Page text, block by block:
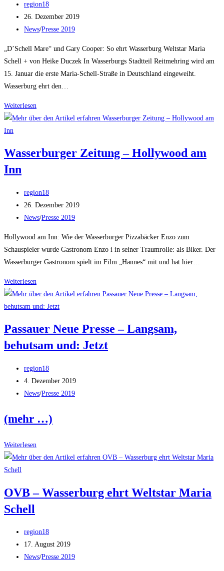
Beitrags-
Autor:
region18
Beitrag
veröffentlicht:
26. Dezember 2019
Beitrags-
News/Presse 2019
„D’Schell Mare“ und Gary Cooper: So ehrt Wasserburg Weltstar Maria
Schell + von Heike Duczek In Wasserburgs Stadtteil Reitmehring wird am
15. Januar die erste Maria-Schell-Straße in Deutschland eingeweiht.
Wasserburg ehrt den…
Weiterlesen
Zeitung
Mare“
Cooper
Wasserburger Zeitung – Hollywood am
Inn
Beitrags-
Autor:
region18
Beitrag
veröffentlicht:
26. Dezember 2019
Beitrags-
News/Presse 2019
Hollywood am Inn: Wie der Wasserburger Pizzabäcker Enzo zum
Schauspieler wurde Gastronom Enzo i in seiner Traumrolle: als Biker. Der
Wasserburger Gastronom spielt im Film „Hannes“ mit und hat hier…
Weiterlesen
Zeitung
–
am
Inn
Passauer Neue Presse – Langsam,
behutsam und: Jetzt
Beitrags-
Autor:
region18
Beitrag
veröffentlicht:
4. Dezember 2019
Beitrags-
News/Presse 2019
(mehr …)
Weiterlesen
Neue
Langsam,
Jetzt
OVB – Wasserburg ehrt Weltstar Maria
Schell
Beitrags-
Autor:
region18
Beitrag
veröffentlicht:
17. August 2019
Beitrags-
News/Presse 2019